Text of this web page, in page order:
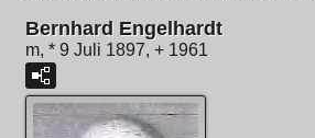
Bernhard Engelhardt
m, * 9 Juli 1897, + 1961